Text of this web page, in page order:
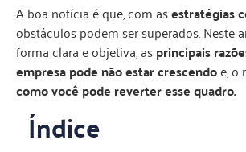
A boa notícia é que, com asestratégias
obstáculos podem ser superados. Neste
forma clara e objetiva, asprincipais
empresa pode não estar crescendoe, o
como você pode reverter esse quadro.
Índice